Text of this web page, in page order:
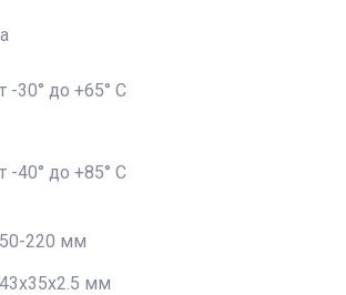
-30° до +65° С
-40° до +85° С
220 мм
мм